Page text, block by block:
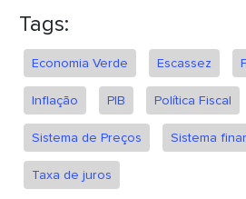
Tags:
Economia Verde Escassez
Inflação PIB Política Fiscal
Sistema de Preços Sistema
Taxa de juros